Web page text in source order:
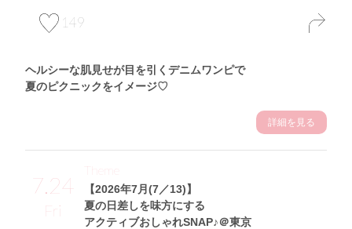
149
ヘルシーな肌見せが目を引くデニムワンピで
夏のピクニックをイメージ♡
詳細を見る
7.24
Fri
【2026年7月(7／13)】
夏の日差しを味方にする
アクティブおしゃれSNAP♪＠東京
Theme